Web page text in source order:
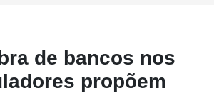
de bancos nos
propõem